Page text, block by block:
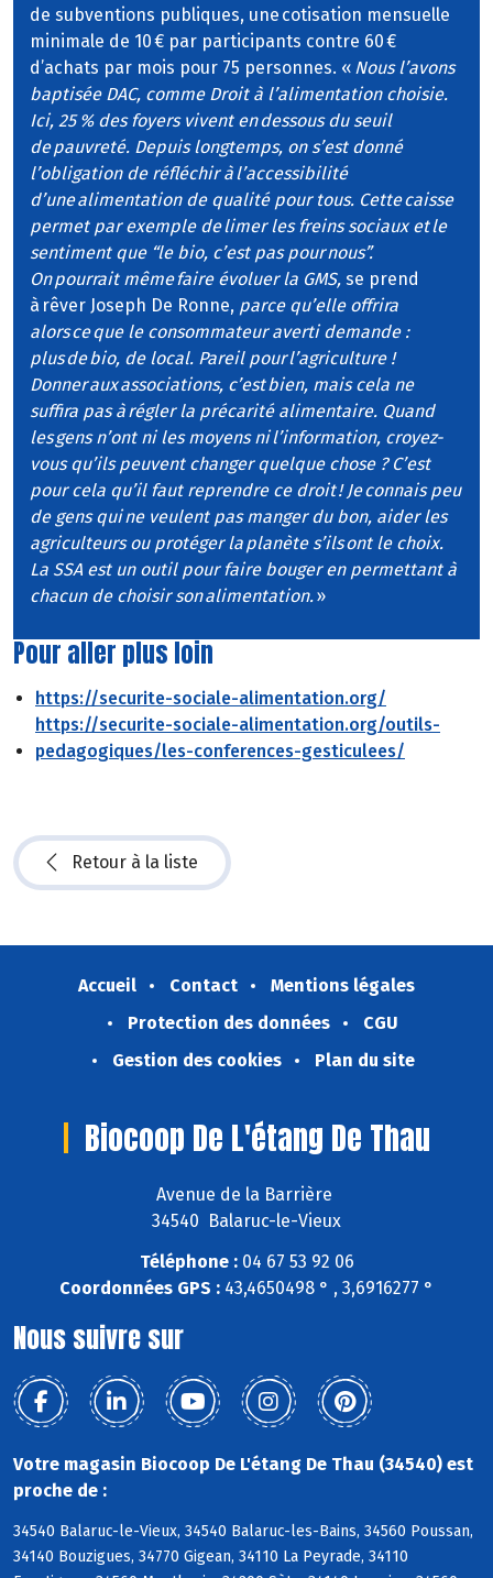
de subventions publiques, une cotisation mensuelle
minimale de 10 € par participants contre 60 €
d’achats par mois pour 75 personnes. « Nous l’avons
baptisée DAC, comme Droit à l’alimentation choisie.
Ici, 25 % des foyers vivent en dessous du seuil
de pauvreté. Depuis longtemps, on s’est donné
l’obligation de réfléchir à l’accessibilité
d’une alimentation de qualité pour tous. Cette caisse
permet par exemple de limer les freins sociaux et le
sentiment que “le bio, c’est pas pour nous”.
On pourrait même faire évoluer la GMS, se prend
à rêver Joseph De Ronne, parce qu’elle offrira
alors ce que le consommateur averti demande :
plus de bio, de local. Pareil pour l’agriculture !
Donner aux associations, c’est bien, mais cela ne
suffira pas à régler la précarité alimentaire. Quand
les gens n’ont ni les moyens ni l’information, croyez-
vous qu’ils peuvent changer quelque chose ? C’est
pour cela qu’il faut reprendre ce droit ! Je connais peu
de gens qui ne veulent pas manger du bon, aider les
agriculteurs ou protéger la planète s’ils ont le choix.
La SSA est un outil pour faire bouger en permettant à
chacun de choisir son alimentation.»
Pour aller plus loin
https://securite-sociale-alimentation.org/
https://securite-sociale-alimentation.org/outils-
pedagogiques/les-conferences-gesticulees/
Retour à la liste
Accueil Contact
Mentions légales
Protection des données
CGU
Gestion des cookies
Plan du site
Biocoop De L'étang De Thau
Avenue de la Barrière
34540 Balaruc-le-Vieux
Téléphone :04 67 53 92 06
Coordonnées GPS : 43,4650498 ° , 3,6916277 °
Nous suivre sur
Votre magasin Biocoop De L'étang De Thau (34540) est
proche de :
34540 Balaruc-le-Vieux, 34540 Balaruc-les-Bains, 34560 Poussan,
34140 Bouzigues, 34770 Gigean, 34110 La Peyrade, 34110